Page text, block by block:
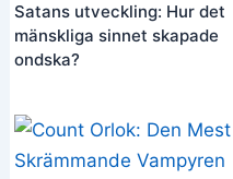
Satans utveckling: Hur det
mänskliga sinnet skapade
ondska?